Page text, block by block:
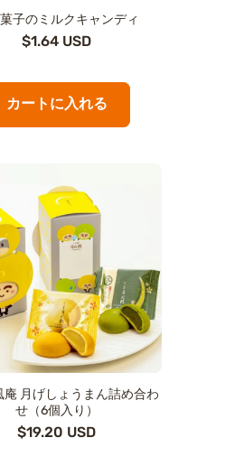
子のミルクキャンディ
$1.64 USD
カートに入れる
庵 月げしょうまん詰め合わ
せ（6個入り）
$19.20 USD